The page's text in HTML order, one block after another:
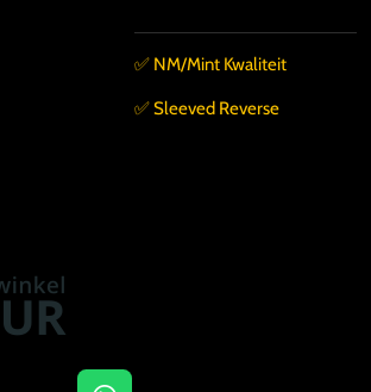
✅️ NM/Mint Kwaliteit
✅️ Sleeved Reverse